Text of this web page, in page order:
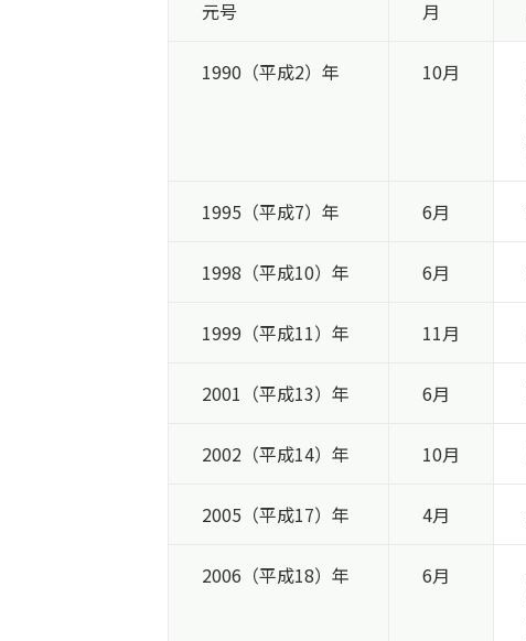
元号 月
1990（平成2）年 10月
1995（平成7）年 6月
1998（平成10）年 6月
1999（平成11）年 11月
2001（平成13）年 6月
2002（平成14）年 10月
2005（平成17）年 4月
2006（平成18）年 6月